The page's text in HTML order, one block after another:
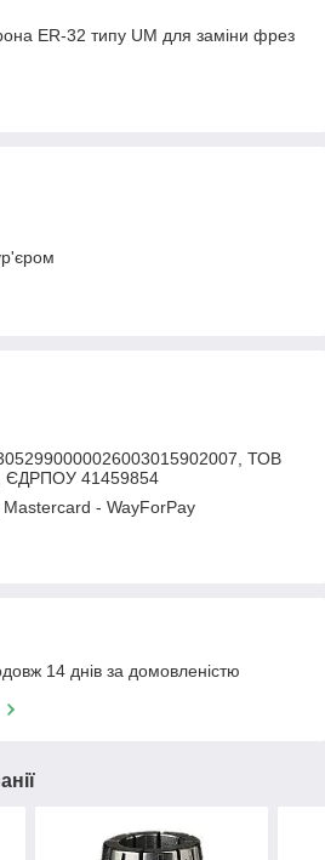
ER-32 типу UM для заміни фрез
ТОВ
ЄДРПОУ 41459854
- WayForPay
14 днів за домовленістю